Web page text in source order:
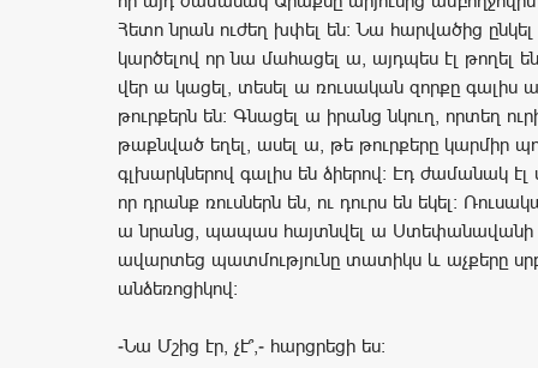
Հետո նրան ուժեղ խփել են: Նա հարվածից
կարծելով որ նա մահացել ա, այդպես էլ թողել
վեր ա կացել, տեսել ա ռուսական զորքը գալիս
թուրքերն են: Գնացել ա իրանց նկուղ, որտեղ
թաքնված եղել, ասել ա, թե թուրքերը կարմիր
գլխարկներով գալիս են ձիերով: Էդ ժամանակ էլ
որ դրանք ռուսներն են, ու դուրս են եկել:
ա նրանց, պապաս հայտնվել ա Ստեփանավանի
ավարտեց պատմությունը տատիկս և աչքերը
անձեռոցիկով:
-Նա Մշից էր, չէ՞,- հարցրեցի ես: